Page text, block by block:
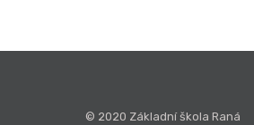
© 2020 Základní škola Raná